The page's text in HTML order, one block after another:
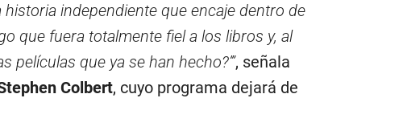
historia independiente que encaje dentro de
que fuera totalmente fiel a los libros y, al
que ya se han hecho?’”, señala
Colbert, cuyo programa dejará de